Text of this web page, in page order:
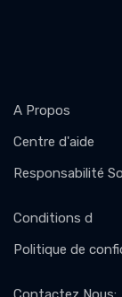
A Propos
Centre d'aide
Responsabilité
Conditions d
Politique de